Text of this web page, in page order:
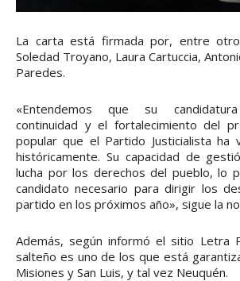
La carta está firmada por, entre
Soledad Troyano, Laura Cartuccia,
Paredes.
«Entendemos que su
continuidad y el fortalecimiento del
popular que el Partido Justicialista ha
históricamente. Su capacidad de
lucha por los derechos del pueblo, lo
candidato necesario para dirigir los
partido en los próximos año», sigue la
Además, según informó el sitio Letra
salteño es uno de los que está
Misiones y San Luis, y tal vez Neuquén.